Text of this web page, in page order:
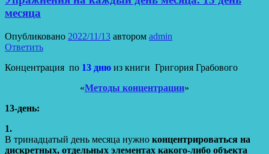
месяца
Опубликовано 2022/11/13 автором admin
Ответить
Концентрация по 13 дню из книги Григория Грабового
«Методы концентрации»
13-день:
1.
В тринадцатый день месяца нужно концентрироваться на
дискретных, отдельных элементах какого-либо объекта